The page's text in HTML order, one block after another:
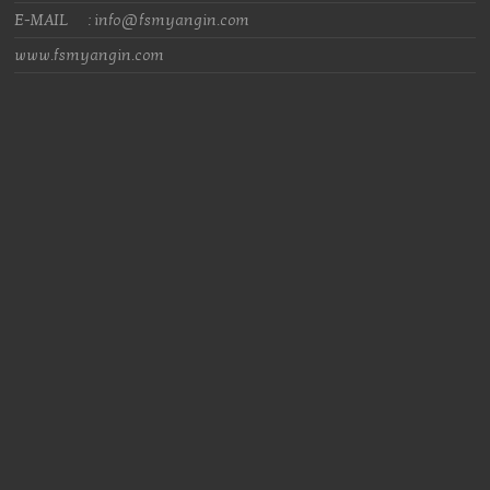
E-MAIL : info@fsmyangin.com
www.fsmyangin.com